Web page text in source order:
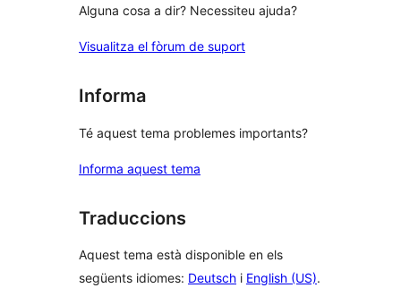
Alguna cosa a dir? Necessiteu ajuda?
Visualitza el fòrum de suport
Informa
Té aquest tema problemes importants?
Informa aquest tema
Traduccions
Aquest tema està disponible en els
següents idiomes: Deutsch i English (US).